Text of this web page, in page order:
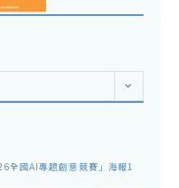
全國AI專題創意競賽」海報1